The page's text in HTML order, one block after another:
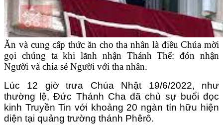
Ăn và cung cấp thức ăn cho tha nhân là điều Chúa mời
gọi chúng ta khi lãnh nhận Thánh Thể: đón nhận
Người và chia sẻ Người với tha nhân.
Lúc 12 giờ trưa Chúa Nhật 19/6/2022, như
thường lệ, Đức Thánh Cha đã chủ sự buổi đọc
kinh Truyền Tin với khoảng 20 ngàn tín hữu hiện
diện tại quảng trường thánh Phêrô.